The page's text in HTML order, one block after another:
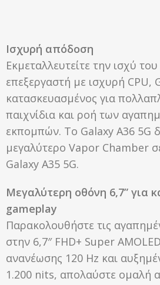
Ισχυρή απόδοση
Εκμεταλλευτείτε την ισχύ
επεξεργαστή με ισχυρή CPU,
κατασκευασμένος για
παιχνίδια και ροή των
εκπομπών. Το Galaxy A36 5G
μεγαλύτερο Vapor Chamber
Galaxy A35 5G.
Μεγαλύτερη οθόνη 6,7” για
gameplay
Παρακολουθήστε τις
στην 6,7″ FHD+ Super
ανανέωσης 120 Hz και
1.200 nits, απολαύστε ομαλή